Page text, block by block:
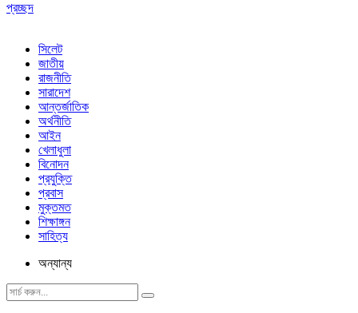
প্রচ্ছদ
সিলেট
জাতীয়
রাজনীতি
সারাদেশ
আন্তর্জাতিক
অর্থনীতি
আইন
খেলাধুলা
বিনোদন
প্রযুক্তি
প্রবাস
মুক্তমত
শিক্ষাঙ্গন
সাহিত্য
অন্যান্য